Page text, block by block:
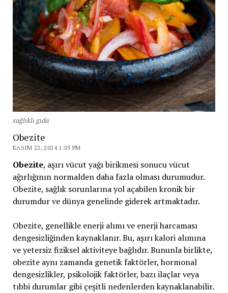
sağlıklı gıda
Obezite
KASIM 22, 2024 1:05 PM
Obezite, aşırı vücut yağı birikmesi sonucu vücut
ağırlığının normalden daha fazla olması durumudur.
Obezite, sağlık sorunlarına yol açabilen kronik bir
durumdur ve dünya genelinde giderek artmaktadır.
Obezite, genellikle enerji alımı ve enerji harcaması
dengesizliğinden kaynaklanır. Bu, aşırı kalori alımına
ve yetersiz fiziksel aktiviteye bağlıdır. Bununla birlikte,
obezite aynı zamanda genetik faktörler, hormonal
dengesizlikler, psikolojik faktörler, bazı ilaçlar veya
tıbbi durumlar gibi çeşitli nedenlerden kaynaklanabilir.